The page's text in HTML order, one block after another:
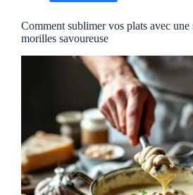
Comment sublimer vos plats avec une
morilles savoureuse